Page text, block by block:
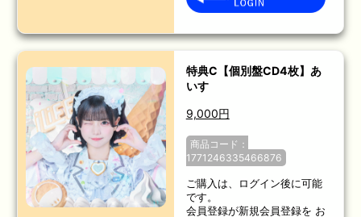
特典C【個別盤CD4枚】あ
いす
9,000円
商品コード：
1771246335466876
ご購入は、ログイン後に可能
です。
会員登録が新規会員登録を お